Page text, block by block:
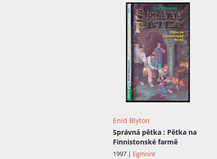
Enid Blyton
Správná pětka : Pětka na
Finnistonské farmě
1997 | Egmont